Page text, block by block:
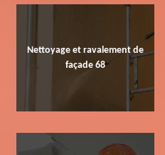
Nettoyage et ravalement de
façade 68